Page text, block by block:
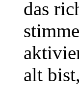
das
alt